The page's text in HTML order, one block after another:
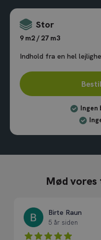
Stor
9 m2 / 27 m3
Indhold fra en hel
Ingen
Mød
Birte Raun
5 år siden